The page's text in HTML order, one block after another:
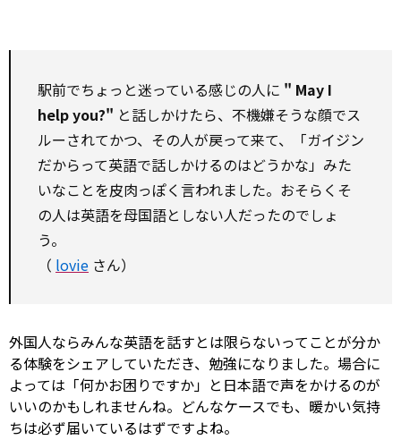
駅前でちょっと迷っている感じの人に " May I
helpyou?" と話しかけたら、不機嫌そうな顔でス
ルーされてかつ、その人が戻って来て、「ガイジン
だからって英語で話しかけるのはどうかな」みた
いなことを皮肉っぽく言われました。おそらくそ
の人は英語を母国語としない人だったのでしょ
う。
（ lovie さん）
外国人ならみんな英語を話すとは限らないってことが分か
る体験をシェアしていただき、勉強になりました。場合に
よっては「何かお困りですか」と日本語で声をかけるのが
いいのかもしれませんね。どんなケースでも、暖かい気持
ちは必ず届いているはずですよね。